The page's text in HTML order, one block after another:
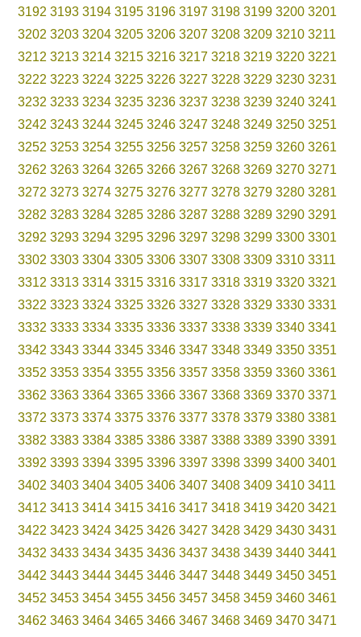
3192 3193 3194 3195 3196 3197 3198 3199 3200 3201
3202 3203 3204 3205 3206 3207 3208 3209 3210 3211
3212 3213 3214 3215 3216 3217 3218 3219 3220 3221
3222 3223 3224 3225 3226 3227 3228 3229 3230 3231
3232 3233 3234 3235 3236 3237 3238 3239 3240 3241
3242 3243 3244 3245 3246 3247 3248 3249 3250 3251
3252 3253 3254 3255 3256 3257 3258 3259 3260 3261
3262 3263 3264 3265 3266 3267 3268 3269 3270 3271
3272 3273 3274 3275 3276 3277 3278 3279 3280 3281
3282 3283 3284 3285 3286 3287 3288 3289 3290 3291
3292 3293 3294 3295 3296 3297 3298 3299 3300 3301
3302 3303 3304 3305 3306 3307 3308 3309 3310 3311
3312 3313 3314 3315 3316 3317 3318 3319 3320 3321
3322 3323 3324 3325 3326 3327 3328 3329 3330 3331
3332 3333 3334 3335 3336 3337 3338 3339 3340 3341
3342 3343 3344 3345 3346 3347 3348 3349 3350 3351
3352 3353 3354 3355 3356 3357 3358 3359 3360 3361
3362 3363 3364 3365 3366 3367 3368 3369 3370 3371
3372 3373 3374 3375 3376 3377 3378 3379 3380 3381
3382 3383 3384 3385 3386 3387 3388 3389 3390 3391
3392 3393 3394 3395 3396 3397 3398 3399 3400 3401
3402 3403 3404 3405 3406 3407 3408 3409 3410 3411
3412 3413 3414 3415 3416 3417 3418 3419 3420 3421
3422 3423 3424 3425 3426 3427 3428 3429 3430 3431
3432 3433 3434 3435 3436 3437 3438 3439 3440 3441
3442 3443 3444 3445 3446 3447 3448 3449 3450 3451
3452 3453 3454 3455 3456 3457 3458 3459 3460 3461
3462 3463 3464 3465 3466 3467 3468 3469 3470 3471